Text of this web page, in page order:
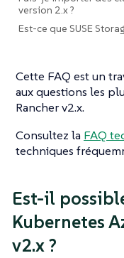
version 2.x ?
Est-ce que SUSE
Cette FAQ est un
aux questions les
Rancher v2.x.
Consultez la FAQ
techniques
Est-il
Kubernetes
v2.x ?